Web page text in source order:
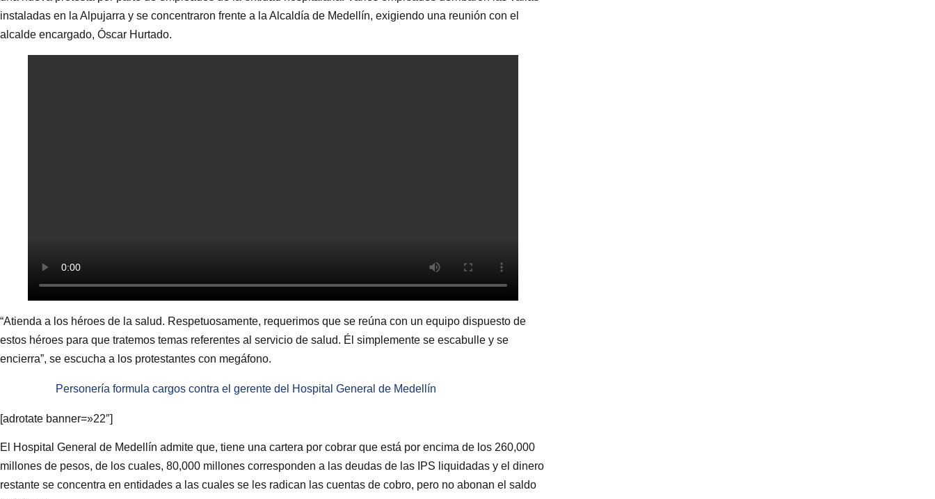
instaladas en la Alpujarra y se concentraron frente a la Alcaldía de Medellín, exigiendo una reunión con el
alcalde encargado, Óscar Hurtado.
“Atienda a los héroes de la salud. Respetuosamente, requerimos que se reúna con un equipo dispuesto de
estos héroes para que tratemos temas referentes al servicio de salud. Él simplemente se escabulle y se
encierra”, se escucha a los protestantes con megáfono.
Personería formula cargos contra el gerente del Hospital General de Medellín
[adrotate banner=»22″]
El Hospital General de Medellín admite que, tiene una cartera por cobrar que está por encima de los 260,000
millones de pesos, de los cuales, 80,000 millones corresponden a las deudas de las IPS liquidadas y el dinero
restante se concentra en entidades a las cuales se les radican las cuentas de cobro, pero no abonan el saldo